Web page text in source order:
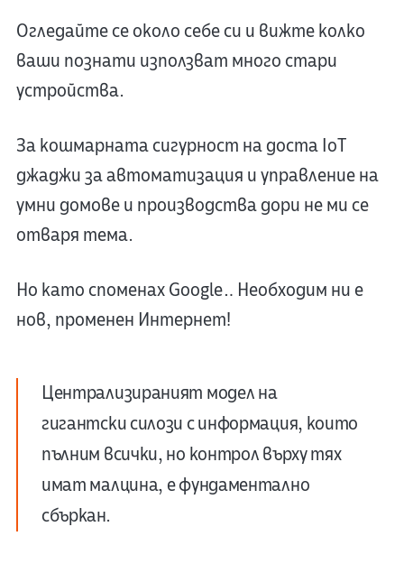
Огледайте се около себе си и вижте колко
ваши познати използват много стари
устройства.
За кошмарната сигурност на доста IoT
джаджи за автоматизация и управление на
умни домове и производства дори не ми се
отваря тема.
Но като споменах Google… Необходим ни е
нов, променен Интернет!
Централизираният модел на
гигантски силози с информация, които
пълним всички, но контрол върху тях
имат малцина, е фундаментално
сбъркан.